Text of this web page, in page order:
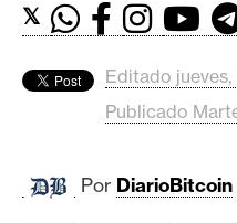
o
M
e
r
d
𝕏
Editado
Publicado
Por DiarioBitcoin